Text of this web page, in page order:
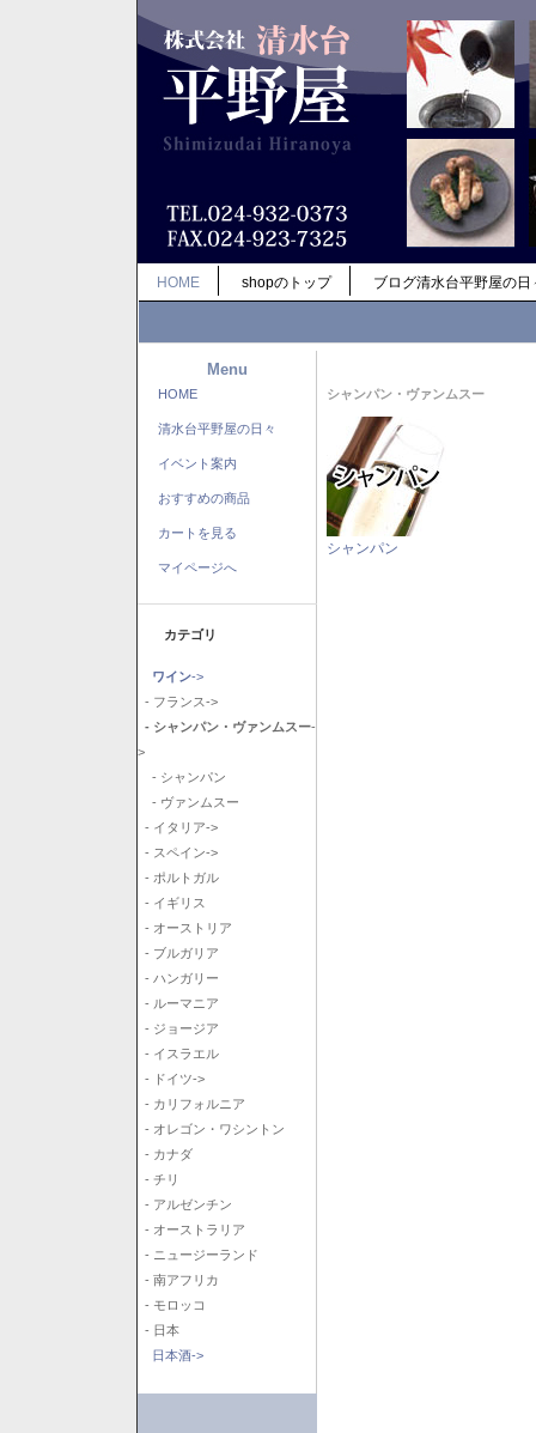
HOME shopのトップ ブログ清水台平野屋の日
Menu
HOME
清水台平野屋の日々
イベント案内
おすすめの商品
カートを見る
マイページへ
カテゴリ
ワイン->
- フランス->
- シャンパン・ヴァンムスー-
>
- シャンパン
- ヴァンムスー
- イタリア->
- スペイン->
- ポルトガル
- イギリス
- オーストリア
- ブルガリア
- ハンガリー
- ルーマニア
- ジョージア
- イスラエル
- ドイツ->
- カリフォルニア
- オレゴン・ワシントン
- カナダ
- チリ
- アルゼンチン
- オーストラリア
- ニュージーランド
- 南アフリカ
- モロッコ
- 日本
日本酒->
シャンパン・ヴァンムスー
シャンパン